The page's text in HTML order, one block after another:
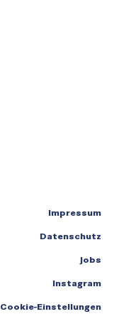
Impressum
Datenschutz
Jobs
Instagram
Cookie-Einstellungen